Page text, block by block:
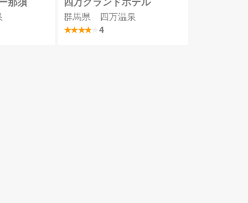
那須
四万グランドホテル
群馬県 四万温泉
4